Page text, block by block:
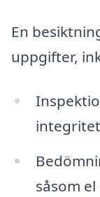
En
uppgifter,
integritet
såsom el